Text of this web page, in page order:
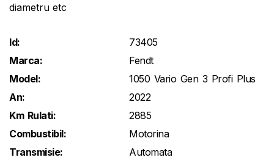
diametru etc
Id:
73405
Marca:
Fendt
Model:
1050 Vario Gen 3 Profi Plus
An:
2022
Km Rulati:
2885
Combustibil:
Motorina
Transmisie:
Automata